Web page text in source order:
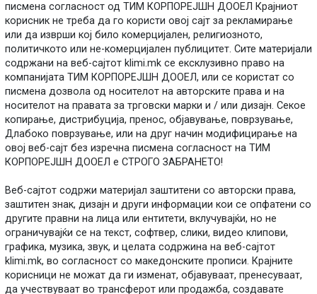
писмена согласност од ТИМ КОРПОРЕЈШН ДООЕЛ Крајниот
корисник не треба да го користи овој сајт за рекламирање
или да изврши кој било комерцијален, религиозното,
политичкото или не-комерцијален публицитет. Сите материјали
содржани на веб-сајтот klimi.mk се ексклузивно право на
компанијата ТИМ КОРПОРЕЈШН ДООЕЛ, или се користат со
писмена дозвола од носителот на авторските права и на
носителот на правата за трговски марки и / или дизајн. Секое
копирање, дистрибуција, пренос, објавување, поврзување,
Длабоко поврзување, или на друг начин модифицирање на
овој веб-сајт без изречна писмена согласност на ТИМ
КОРПОРЕЈШН ДООЕЛ е СТРОГО ЗАБРАНЕТО!
Веб-сајтот содржи материјал заштитени со авторски права,
заштитен знак, дизајн и други информации кои се опфатени со
другите правни на лица или ентитети, вклучувајќи, но не
ограничувајќи се на текст, софтвер, слики, видео клипови,
графика, музика, звук, и целата содржина на веб-сајтот
klimi.mk, во согласност со македонските прописи. Крајните
корисници не можат да ги изменат, објавуваат, пренесуваат,
да учествуваат во трансферот или продажба, создавате